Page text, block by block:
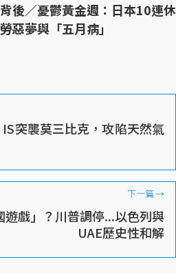
後／憂鬱黃金週：日本10連休
惡夢與「五月病」
突襲莫三比克，攻陷天然氣
下一篇→
戲」？川普調停...以色列與
UAE歷史性和解